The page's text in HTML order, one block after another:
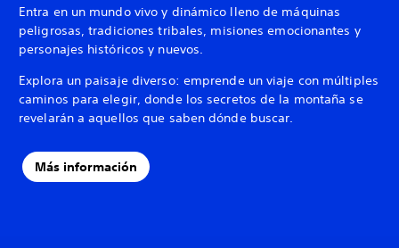
Entra en un mundo vivo y dinámico lleno de máquinas
peligrosas, tradiciones tribales, misiones emocionantes y
personajes históricos y nuevos.
Explora un paisaje diverso: emprende un viaje con múltiples
caminos para elegir, donde los secretos de la montaña se
revelarán a aquellos que saben dónde buscar.
Más información